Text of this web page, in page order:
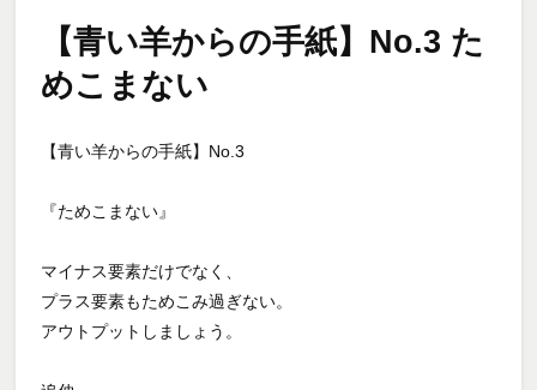
【青い羊からの手紙】No.3 た
めこまない
【青い羊からの手紙】No.3
『ためこまない』
マイナス要素だけでなく、
プラス要素もためこみ過ぎない。
アウトプットしましょう。